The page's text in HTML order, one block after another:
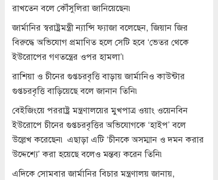
রাখতেন বলে কৌঁসুলিরা জানিয়েছেন৷
জার্মানির স্বরাষ্ট্রমন্ত্রী ন্যান্সি ফ্যাজা বলেছেন, জিয়ান জির
বিরুদ্ধে অভিযোগ প্রমাণিত হলে সেটি হবে ‘ভেতর থেকে
ইউরোপের গণতন্ত্রের ওপর হামলা’৷
রাশিয়া ও চীনের গুপ্তচরবৃত্তি বাড়ায় জার্মানিও কাউন্টার
গুপ্তচরবৃত্তি বাড়িয়েছে বলে জানান তিনি৷
বেইজিংয়ে পররাষ্ট্র মন্ত্রণালয়ের মুখপাত্র ওয়াং ওয়েনবিন
ইউরোপে চীনের গুপ্তচরবৃত্তির অভিযোগকে ‘হাইপ’ বলে
উল্লেখ করেছেন৷ এছাড়া এটি ‘চীনকে অসম্মান ও দমন করার
উদ্দেশ্যে’ করা হয়েছে বলেও মন্তব্য করেন তিনি৷
এদিকে সোমবার জার্মানির বিচার মন্ত্রণালয় জানায়,